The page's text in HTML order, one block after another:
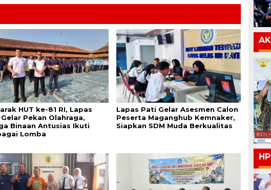
HUT ke-81 RI, Lapas
Pekan Olahraga,
Binaan Antusias Ikuti
Lomba
Lapas Pati Gelar Asesmen Calon
Peserta Maganghub Kemnaker,
Siapkan SDM Muda Berkualitas